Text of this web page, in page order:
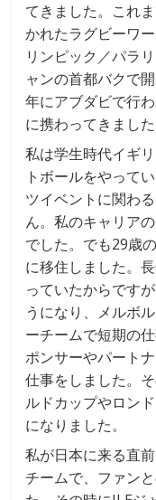
てきました。これ
かれたラグビーワ
リンピック／パラ
ャンの首都バクで
年にアブダビで行
に携わってきました
私は学生時代イギ
トボールをやって
ツイベントに関わ
ん。私のキャリア
でした。でも29歳
に移住しました。
っていたからです
うになり、メルボ
ーチームで短期の
ポンサーやパート
仕事をしました。
ルドカップやロン
になりました。
私が日本に来る直
チームで、ファン